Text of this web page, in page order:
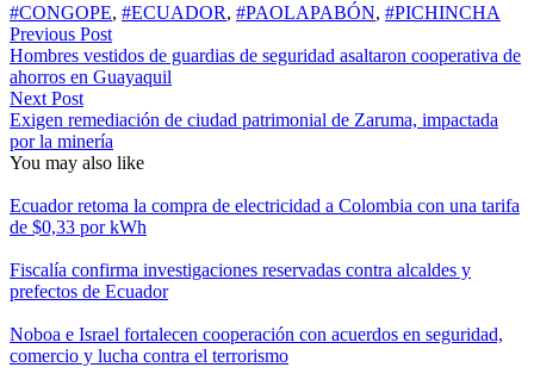
#CONGOPE, #ECUADOR, #PAOLAPABÓN, #PICHINCHA
Previous Post
Hombres vestidos de guardias de seguridad asaltaron cooperativa de
ahorros en Guayaquil
Next Post
Exigen remediación de ciudad patrimonial de Zaruma, impactada
por la minería
You may also like
Ecuador retoma la compra de electricidad a Colombia con una tarifa
de $0,33 por kWh
Fiscalía confirma investigaciones reservadas contra alcaldes y
prefectos de Ecuador
Noboa e Israel fortalecen cooperación con acuerdos en seguridad,
comercio y lucha contra el terrorismo